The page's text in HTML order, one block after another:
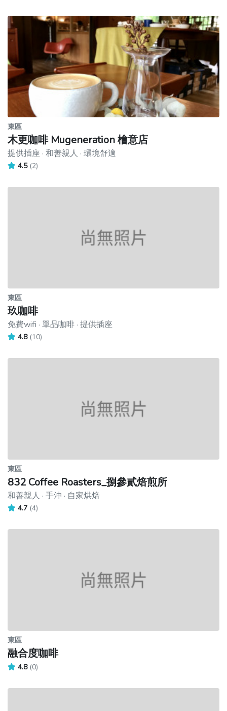
東區
木更咖啡 Mugeneration 檜意店
提供插座 · 和善親人 · 環境舒適
4.5 (2)
東區
玖咖啡
免費wifi · 單品咖啡 · 提供插座
4.8 (10)
東區
832 Coffee Roasters_捌參貳焙煎所
和善親人 · 手沖 · 自家烘焙
4.7 (4)
東區
融合度咖啡
4.8 (0)